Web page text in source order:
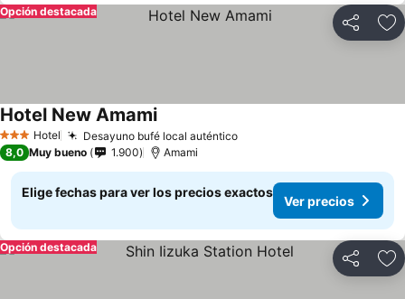
Compartir
Opción destacada
3 Estrellas
Hotel Desayuno bufé local auténticoVer precios
Hotel New AmamiVer precios
8,0 Muy bueno 1.900 Amami
Elige fechas para ver los precios exactos
Ver precios
Compartir
Opción destacada